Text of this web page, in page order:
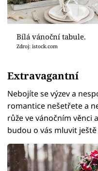
Bílá vánoční tabule.
Zdroj: istock.com
Extravagantní
Nebojíte se výzev a
romantice nešetřete a
růže ve vánočním věnci
budou o vás mluvit